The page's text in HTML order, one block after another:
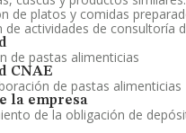
de platos y comidas
de actividades de consultoría d
de pastas alimenticias
CNAE
de pastas alimenticias
la empresa
de la obligación de